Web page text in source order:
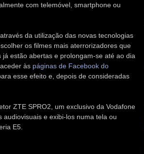
com telemóvel, smartphone ou
da utilização das novas tecnologias
os filmes mais aterrorizadores que
estão abertas e prolongam-se até ao dia
às páginas de Facebook do
esse efeito e, depois de consideradas
ZTE SPRO2, um exclusivo da Vodafone
e exibi-los numa tela ou
E5.